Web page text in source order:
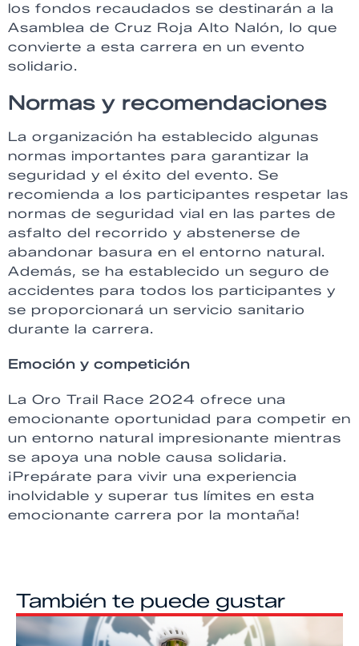
los fondos recaudados se destinarán a la
Asamblea de Cruz Roja Alto Nalón, lo que
convierte a esta carrera en un evento
solidario.
Normas y recomendaciones
La organización ha establecido algunas
normas importantes para garantizar la
seguridad y el éxito del evento. Se
recomienda a los participantes respetar las
normas de seguridad vial en las partes de
asfalto del recorrido y abstenerse de
abandonar basura en el entorno natural.
Además, se ha establecido un seguro de
accidentes para todos los participantes y
se proporcionará un servicio sanitario
durante la carrera.
Emoción y competición
La Oro Trail Race 2024 ofrece una
emocionante oportunidad para competir en
un entorno natural impresionante mientras
se apoya una noble causa solidaria.
¡Prepárate para vivir una experiencia
inolvidable y superar tus límites en esta
emocionante carrera por la montaña!
También te puede gustar